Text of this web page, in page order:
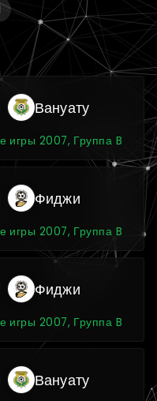
Вануату
игры 2007, Группа B
Фиджи
игры 2007, Группа B
Фиджи
игры 2007, Группа B
Вануату